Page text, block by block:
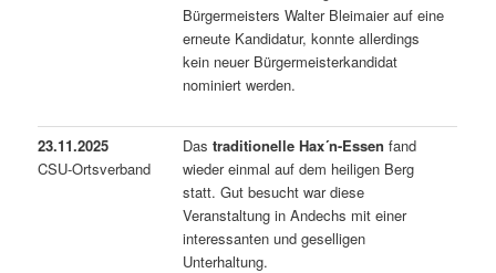
Bürgermeisters Walter Bleimaier auf eine
erneute Kandidatur, konnte allerdings
kein neuer Bürgermeisterkandidat
nominiert werden.
23.11.2025
CSU-Ortsverband
Dastraditionelle Hax´n-Essen fand
wieder einmal auf dem heiligen Berg
statt. Gut besucht war diese
Veranstaltung in Andechs mit einer
interessanten und geselligen
Unterhaltung.